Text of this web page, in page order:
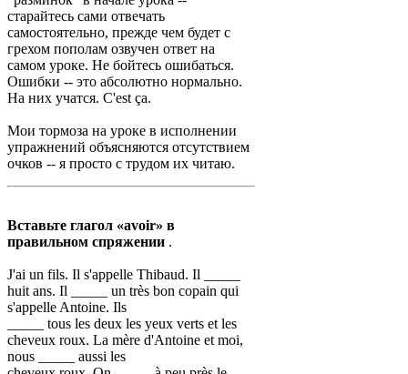
старайтесь сами отвечать
самостоятельно, прежде чем будет с
грехом пополам озвучен ответ на
самом уроке. Не бойтесь ошибаться.
Ошибки -- это абсолютно нормально.
На них учатся. C'est ça.
Мои тормоза на уроке в исполнении
упражнений объясняются отсутствием
очков -- я просто с трудом их читаю.
Вставьте глагол «avoir» в
правильном спряжении .
J'ai un fils. Il s'appelle Thibaud. Il _____
huit ans. Il _____ un très bon copain qui
s'appelle Antoine. Ils
_____ tous les deux les yeux verts et les
cheveux roux. La mère d'Antoine et moi,
nous _____ aussi les